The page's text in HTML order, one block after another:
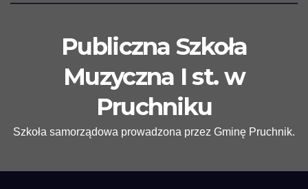
Publiczna Szkoła
Muzyczna I st. w
Pruchniku
Szkoła samorządowa prowadzona przez Gminę Pruchnik.